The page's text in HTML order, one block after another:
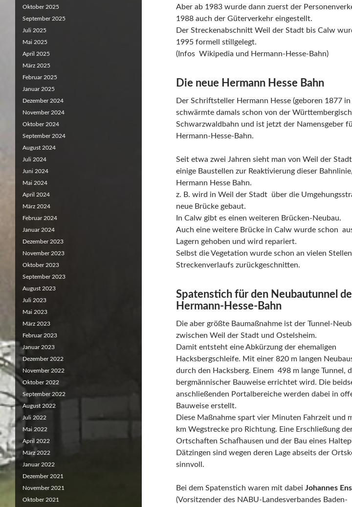
Aber ab 1983 wurde dann zuerst der
1988 auch der Güterverkehr eingestellt.
Der Streckenabschnitt Weil der Stadt bis Calw
1995 formell stillgelegt.
(Infos Wikipedia und Hermann-Hesse-Bahn)
Die neue Hermann Hesse Bahn
Der Schriftsteller Hermann Hesse (geboren 1877
schwärmte damals schon von der
Schwarzwaldbahn und ist jetzt der Namensgeber
Hermann-Hesse-Bahn.
Seit etwa zwei Jahren sieht man von Weil der
einige Baustellen zur Reaktivierung dieser
Hermann Hesse Bahn.
z. B. wird in Weil der Stadt über die
neue Brücke gebaut.
In Calw gibt es einen weiteren Brücken-Neubau.
Auch eine weitere Brücke in Calw wurde schon
Lagern gehoben und wird repariert.
Selbst die Vegetation wurde schon an vielen
Streckenverlaufs zurückgeschnitten.
Spatenstich für den Neubautunnel
Hermann-Hesse-Bahn
Die aber größte Baumaßnahme ist der Tunnel-
zwischen Weil der Stadt und Ostelsheim.
Damit entsteht eine Abkürzung der ehemaligen
Hacksbergschleife. Mit einer 820 m langen
durch den Hacksberg. Einem 498 m lange Tunnel,
bergmännischer Bauweise errichtet wird. Die
anschließenden Portalbereiche werden dabei in
Bauweise erstellt.
Diese Maßnahme spart vier Minuten Fahrzeit und
km Wegstrecke pro Richtung. Eine Erschließung
Ortschaften Schafhausen und der Bau eines
Dätzingen sind wegen deren Lage abseits der
sinnvoll.
Bei dem Spatenstich waren mit dabei Johannes
(Vorsitzender des NABU-Landesverbandes Baden-
Oktober 2025
September 2025
Juli 2025
Mai 2025
April 2025
März 2025
Februar 2025
Januar 2025
Dezember 2024
November 2024
Oktober 2024
September 2024
August 2024
Juli 2024
Juni 2024
Mai 2024
April 2024
März 2024
Februar 2024
Januar 2024
Dezember 2023
November 2023
Oktober 2023
September 2023
August 2023
Juli 2023
Mai 2023
März 2023
Februar 2023
Januar 2023
Dezember 2022
November 2022
Oktober 2022
September 2022
August 2022
Juli 2022
Mai 2022
April 2022
März 2022
Januar 2022
Dezember 2021
November 2021
Oktober 2021